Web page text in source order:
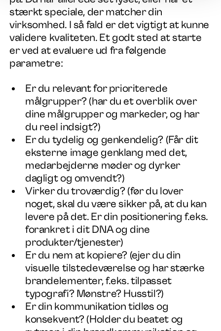
stærkt speciale, der matcher din
virksomhed. I så fald er det vigtigt at kunne
validere kvaliteten. Et godt sted at starte
er ved at evaluere ud fra følgende
parametre:
Er du relevant for prioriterede
målgrupper? (har du et overblik over
dine målgrupper og markeder, og har
du reel indsigt?)
Er du tydelig og genkendelig? (Får dit
eksterne image genklang med det,
medarbejderne møder og dyrker
dagligt og omvendt?)
Virker du troværdig? (før du lover
noget, skal du være sikker på, at du kan
levere på det. Er din positionering f.eks.
forankret i dit DNA og dine
produkter/tjenester)
Er du nem at kopiere? (ejer du din
visuelle tilstedeværelse og har stærke
brandelementer, f.eks. tilpasset
typografi? Mønstre? Husstil?)
Er din kommunikation tidløs og
konsekvent? (Holder du beatet og